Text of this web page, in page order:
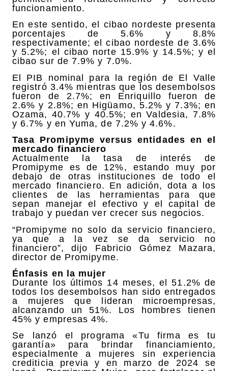
funcionamiento.
En este sentido, el cibao nordeste presenta
porcentajes de 5.6% y 8.8%
respectivamente; el cibao nordeste de 3.6%
y 5.2%; el cibao norte 15.9% y 14.5%; y el
cibao sur de 7.9% y 7.0%.
El PIB nominal para la región de El Valle
registró 3.4% mientras que los desembolsos
fueron de 2.7%; en Enriquillo fueron de
2.6% y 2.8%; en Higüamo, 5.2% y 7.3%; en
Ozama, 40.7% y 40.5%; en Valdesia, 7.8%
y 6.7% y en Yuma, de 7.2% y 4.6%.
Tasa Promipyme versus entidades en el
mercado financiero
Actualmente la tasa de interés de
Promipyme es de 12%, estando muy por
debajo de otras instituciones de todo el
mercado financiero. En adición, dota a los
clientes de las herramientas para que
sepan manejar el efectivo y el capital de
trabajo y puedan ver crecer sus negocios.
“Promipyme no solo da servicio financiero,
ya que a la vez se da servicio no
financiero”, dijo Fabricio Gómez Mazara,
director de Promipyme.
Énfasis en la mujer
Durante los últimos 14 meses, el 51.2% de
todos los desembolsos han sido entregados
a mujeres que lideran microempresas,
alcanzando un 51%. Los hombres tienen
45% y empresas 4%.
Se lanzó el programa «Tu firma es tu
garantía» para brindar financiamiento,
especialmente a mujeres sin experiencia
crediticia previa y en marzo de 2024 se